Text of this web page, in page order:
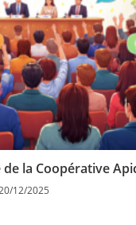
la Coopérative
12/2025